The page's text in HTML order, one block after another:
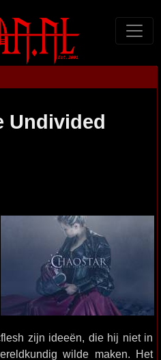
Undivided
zijn ideeën, die hij niet in
wilde maken. Het